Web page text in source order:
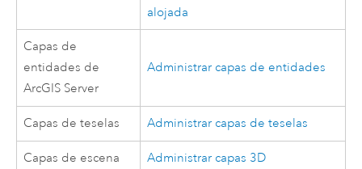
alojada
Capas de
entidades de
ArcGIS Server
Administrar capas de entidades
Capas de teselas Administrar capas de teselas
Capas de escena Administrar capas 3D